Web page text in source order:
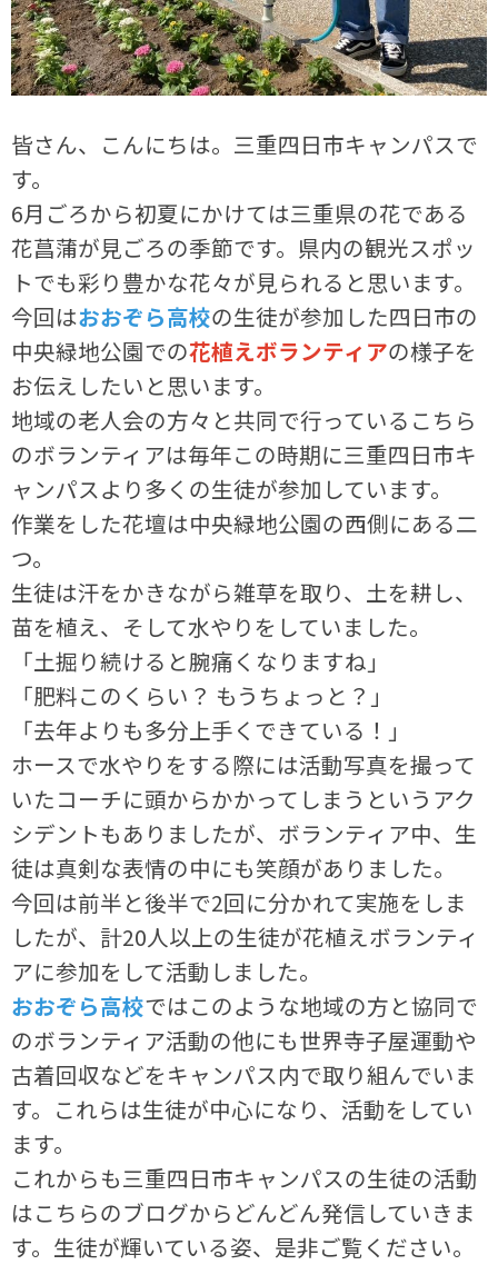
皆さん、こんにちは。三重四日市キャンパスで
す。
6月ごろから初夏にかけては三重県の花である
花菖蒲が見ごろの季節です。県内の観光スポッ
トでも彩り豊かな花々が見られると思います。
今回はおおぞら高校の生徒が参加した四日市の
中央緑地公園での花植えボランティアの様子を
お伝えしたいと思います。
地域の老人会の方々と共同で行っているこちら
のボランティアは毎年この時期に三重四日市キ
ャンパスより多くの生徒が参加しています。
作業をした花壇は中央緑地公園の西側にある二
つ。
生徒は汗をかきながら雑草を取り、土を耕し、
苗を植え、そして水やりをしていました。
「土掘り続けると腕痛くなりますね」
「肥料このくらい？ もうちょっと？」
「去年よりも多分上手くできている！」
ホースで水やりをする際には活動写真を撮って
いたコーチに頭からかかってしまうというアク
シデントもありましたが、ボランティア中、生
徒は真剣な表情の中にも笑顔がありました。
今回は前半と後半で2回に分かれて実施をしま
したが、計20人以上の生徒が花植えボランティ
アに参加をして活動しました。
おおぞら高校ではこのような地域の方と協同で
のボランティア活動の他にも世界寺子屋運動や
古着回収などをキャンパス内で取り組んでいま
す。これらは生徒が中心になり、活動をしてい
ます。
これからも三重四日市キャンパスの生徒の活動
はこちらのブログからどんどん発信していきま
す。生徒が輝いている姿、是非ご覧ください。